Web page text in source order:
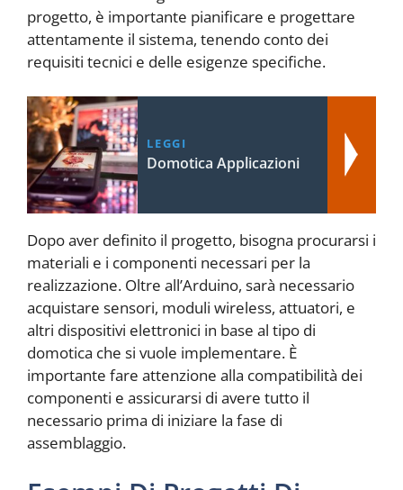
progetto, è importante pianificare e progettare
attentamente il sistema, tenendo conto dei
requisiti tecnici e delle esigenze specifiche.
LEGGI
Domotica Applicazioni
Dopo aver definito il progetto, bisogna procurarsi i
materiali e i componenti necessari per la
realizzazione. Oltre all’Arduino, sarà necessario
acquistare sensori, moduli wireless, attuatori, e
altri dispositivi elettronici in base al tipo di
domotica che si vuole implementare. È
importante fare attenzione alla compatibilità dei
componenti e assicurarsi di avere tutto il
necessario prima di iniziare la fase di
assemblaggio.